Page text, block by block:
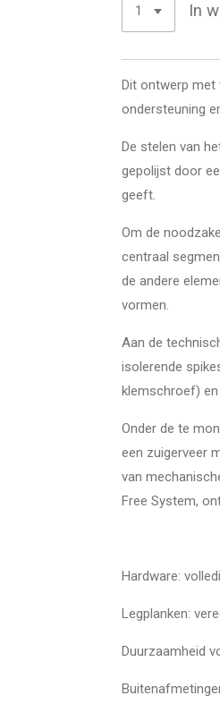
In
Dit ontwerp met
ondersteuning
De stelen van
gepolijst door
geeft.
Om de
centraal
de andere
vormen.
Aan de
isolerende
klemschroef)
Onder de te
een zuigerveer
van
Free System,
Hardware:
Legplanken:
Duurzaamheid